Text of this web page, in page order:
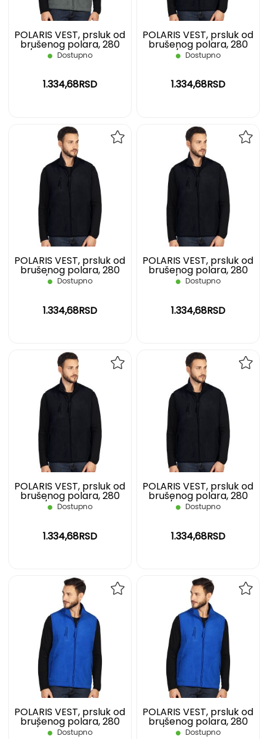
POLARIS VEST, prsluk od
brušenog polara, 280
g/m2, pepeljasti, XXL
Dostupno
1.334,68RSD
POLARIS VEST, prsluk od
brušenog polara, 280
g/m2, plavi, L
Dostupno
1.334,68RSD
POLARIS VEST, prsluk od
brušenog polara, 280
g/m2, plavi, M
Dostupno
1.334,68RSD
POLARIS VEST, prsluk od
brušenog polara, 280
g/m2, plavi, S
Dostupno
1.334,68RSD
POLARIS VEST, prsluk od
brušenog polara, 280
g/m2, plavi, XL
Dostupno
1.334,68RSD
POLARIS VEST, prsluk od
brušenog polara, 280
g/m2, plavi, XXL
Dostupno
1.334,68RSD
POLARIS VEST, prsluk od
brušenog polara, 280
g/m2, rojal plavi, L
Dostupno
POLARIS VEST, prsluk od
brušenog polara, 280
g/m2, rojal plavi, M
Dostupno